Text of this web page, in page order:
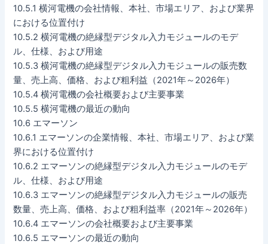
10.5.1 横河電機の会社情報、本社、市場エリア、および業界
における位置付け
10.5.2 横河電機の絶縁型デジタル入力モジュールのモデ
ル、仕様、および用途
10.5.3 横河電機の絶縁型デジタル入力モジュールの販売数
量、売上高、価格、および粗利益（2021年～2026年）
10.5.4 横河電機の会社概要および主要事業
10.5.5 横河電機の最近の動向
10.6 エマーソン
10.6.1 エマーソンの企業情報、本社、市場エリア、および業
界における位置付け
10.6.2 エマーソンの絶縁型デジタル入力モジュールのモデ
ル、仕様、および用途
10.6.3 エマーソンの絶縁型デジタル入力モジュールの販売
数量、売上高、価格、および粗利益率（2021年～2026年）
10.6.4 エマーソンの会社概要および主要事業
10.6.5 エマーソンの最近の動向